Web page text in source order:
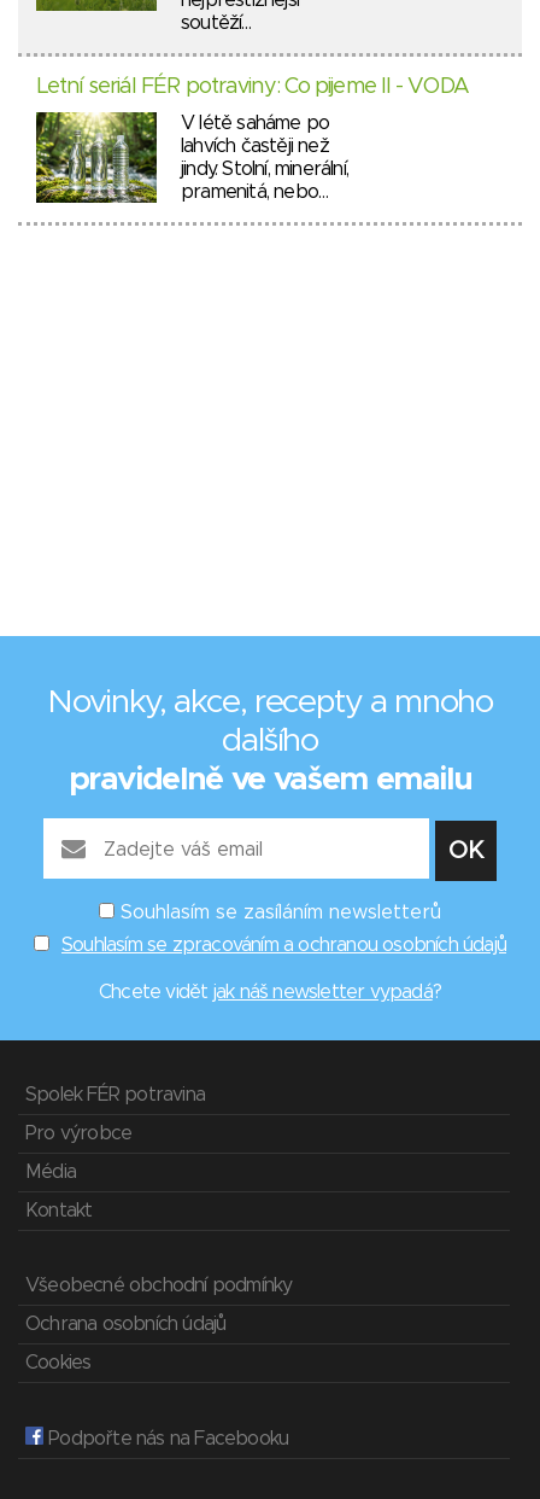
soutěží…
Letní seriál FÉR potraviny: Co pijeme II - VODA
V létě saháme po
lahvích častěji než
jindy. Stolní, minerální,
pramenitá, nebo…
Novinky, akce, recepty a mnoho
dalšího
pravidelně ve vašem emailu
Souhlasím se zasíláním newsletterů
Souhlasím se zpracováním a ochranou osobních údajů
Chcete vidět jak náš newsletter vypadá?
Spolek FÉR potravina
Pro výrobce
Média
Kontakt
Všeobecné obchodní podmínky
Ochrana osobních údajů
Cookies
Podpořte nás na Facebooku